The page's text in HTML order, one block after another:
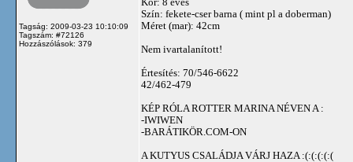
Tagság: 2009-03-23 10:10:09
Tagszám: #72126
Hozzászólások: 379
Szín: fekete-cser barna ( mint pl a doberman)
Méret (mar): 42cm
Nem ivartalanított!
Értesítés: 70/546-6622
42/462-479
KÉP RÓLA ROTTER MARINA NÉVEN A :
-IWIWEN
-BARÁTIKÖR.COM-ON
A KUTYUS CSALÁDJA VÁRJ HAZA :(:(:(:(:(